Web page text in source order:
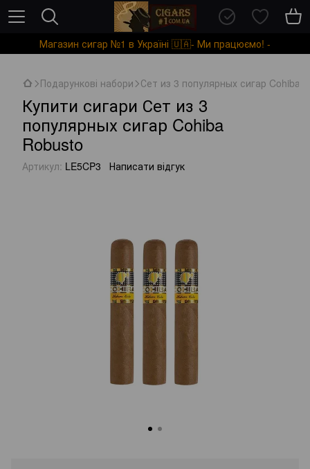
Магазин сигар №1 в Україні 🇺🇦- Ми працюємо! -
Подарункові набори Сет из 3 популярных сигар Cohiba
Купити сигари Сет из 3
популярных сигар Cohiba
Robusto
Артикул: LE5CP3 Написати відгук